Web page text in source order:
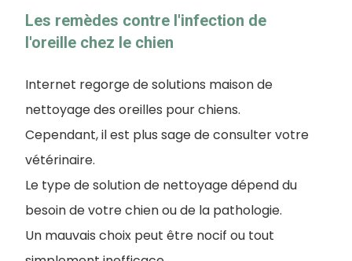
Les remèdes contre l'infection de
l'oreille chez le chien
Internet regorge de solutions maison de
nettoyage des oreilles pour chiens.
Cependant, il est plus sage de consulter votre
vétérinaire.
Le type de solution de nettoyage dépend du
besoin de votre chien ou de la pathologie.
Un mauvais choix peut être nocif ou tout